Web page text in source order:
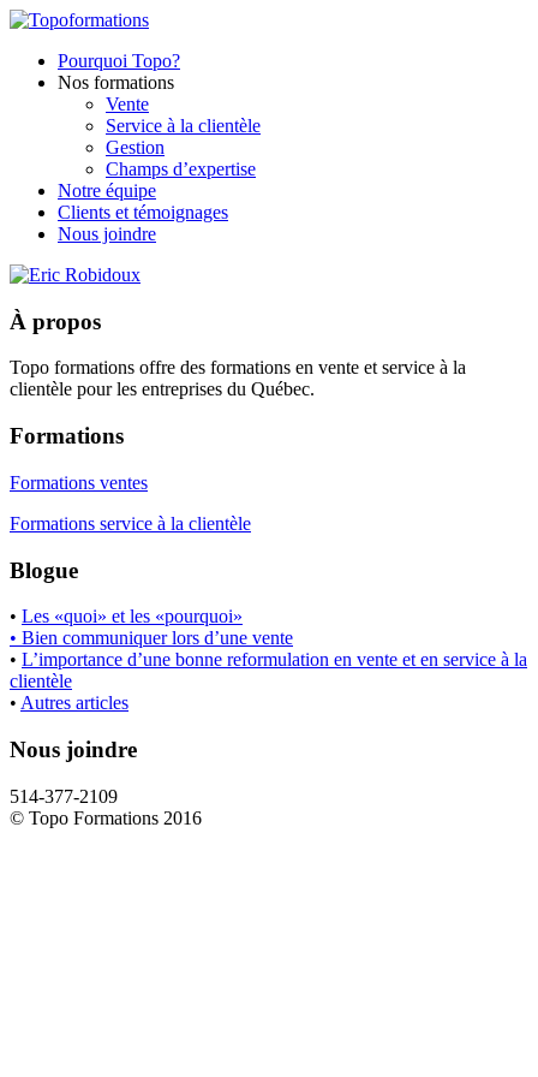
Pourquoi Topo?
Nos formations
Vente
Service à la clientèle
Gestion
Champs d’expertise
Notre équipe
Clients et témoignages
Nous joindre
À propos
Topo formations offre des formations en vente et service à la
clientèle pour les entreprises du Québec.
Formations
Formations ventes
Formations service à la clientèle
Blogue
• Les «quoi» et les «pourquoi»
• Bien communiquer lors d’une vente
• L’importance d’une bonne reformulation en vente et en service à la
clientèle
• Autres articles
Nous joindre
514-377-2109
© Topo Formations 2016